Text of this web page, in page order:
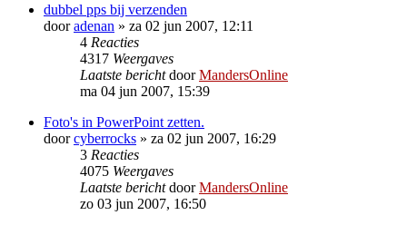
dubbel pps bij verzenden
dooradenan » za 02 jun 2007, 12:11
4 Reacties
4317 Weergaves
Laatste berichtdoorMandersOnline
ma 04 jun 2007, 15:39
Foto's in PowerPoint zetten.
doorcyberrocks » za 02 jun 2007, 16:29
3 Reacties
4075 Weergaves
Laatste berichtdoorMandersOnline
zo 03 jun 2007, 16:50